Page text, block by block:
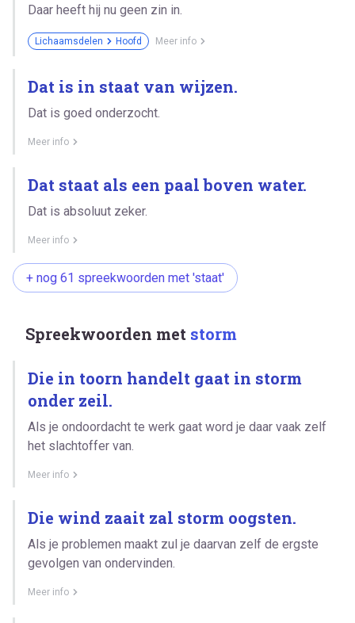
Daar heeft hij nu geen zin in.
Lichaamsdelen Hoofd Meer info
Dat is in staat van wijzen.
Dat is goed onderzocht.
Meer info
Dat staat als een paal boven water.
Dat is absoluut zeker.
Meer info
+ nog 61 spreekwoorden met 'staat'
Spreekwoorden met storm
Die in toorn handelt gaat in storm
onder zeil.
Als je ondoordacht te werk gaat word je daar vaak zelf
het slachtoffer van.
Meer info
Die wind zaait zal storm oogsten.
Als je problemen maakt zul je daarvan zelf de ergste
gevolgen van ondervinden.
Meer info